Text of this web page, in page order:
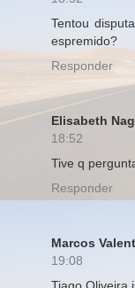
Tentou
espremido?
Responder
Elisabeth
18:52
Tive q
Responder
Marcos
19:08